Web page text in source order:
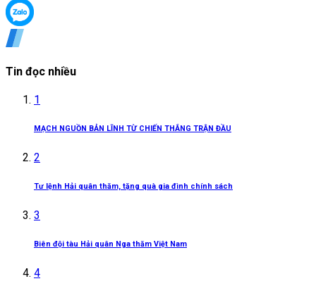
Tin đọc nhiều
1
MẠCH NGUỒN BẢN LĨNH TỪ CHIẾN THẮNG TRẬN ĐẦU
2
Tư lệnh Hải quân thăm, tặng quà gia đình chính sách
3
Biên đội tàu Hải quân Nga thăm Việt Nam
4